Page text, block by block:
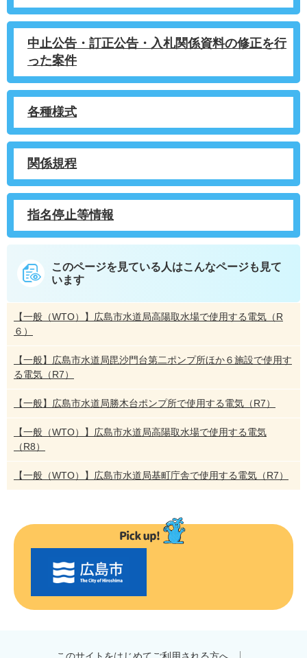
中止公告・訂正公告・入札関係資料の修正を行
った案件
各種様式
関係規程
指名停止等情報
このページを見ている人はこんなページも見て
います
【一般（WTO）】広島市水道局高陽取水場で使用する電気（R
６）
【一般】広島市水道局毘沙門台第二ポンプ所ほか６施設で使用す
る電気（R7）
【一般】広島市水道局勝木台ポンプ所で使用する電気（R7）
【一般（WTO）】広島市水道局高陽取水場で使用する電気
（R8）
【一般（WTO）】広島市水道局基町庁舎で使用する電気（R7）